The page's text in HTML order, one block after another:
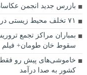
بازرس جدید انجمن
۷۱ تخلف محیط زیستی در آذربایجان‌ غربی کشف شد
بمباران مراکز تجمع
سقوط خان طومان+ فیلم
خاموشی‌های پیش رو فقط
کشور به صدا درآمد